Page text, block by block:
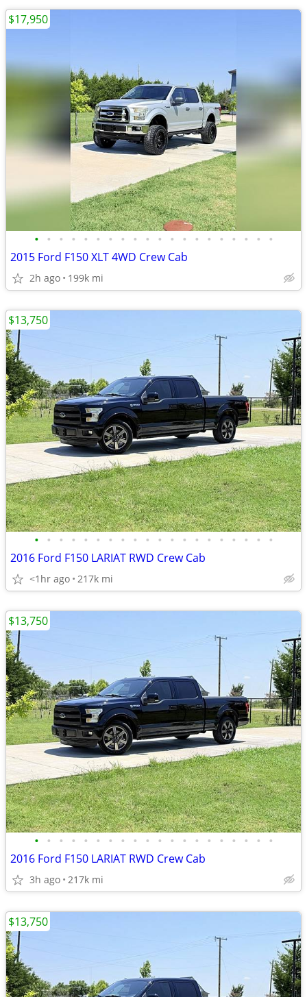
• • • • • • • • • • • • • • • • • • • •
2015 Ford F150 XLT 4WD Crew Cab
2h ago 199k mi
$17,950
• • • • • • • • • • • • • • • • • • • •
2016 Ford F150 LARIAT RWD Crew Cab
<1hr ago 217k mi
$13,750
• • • • • • • • • • • • • • • • • • • •
2016 Ford F150 LARIAT RWD Crew Cab
3h ago 217k mi
$13,750
$13,750